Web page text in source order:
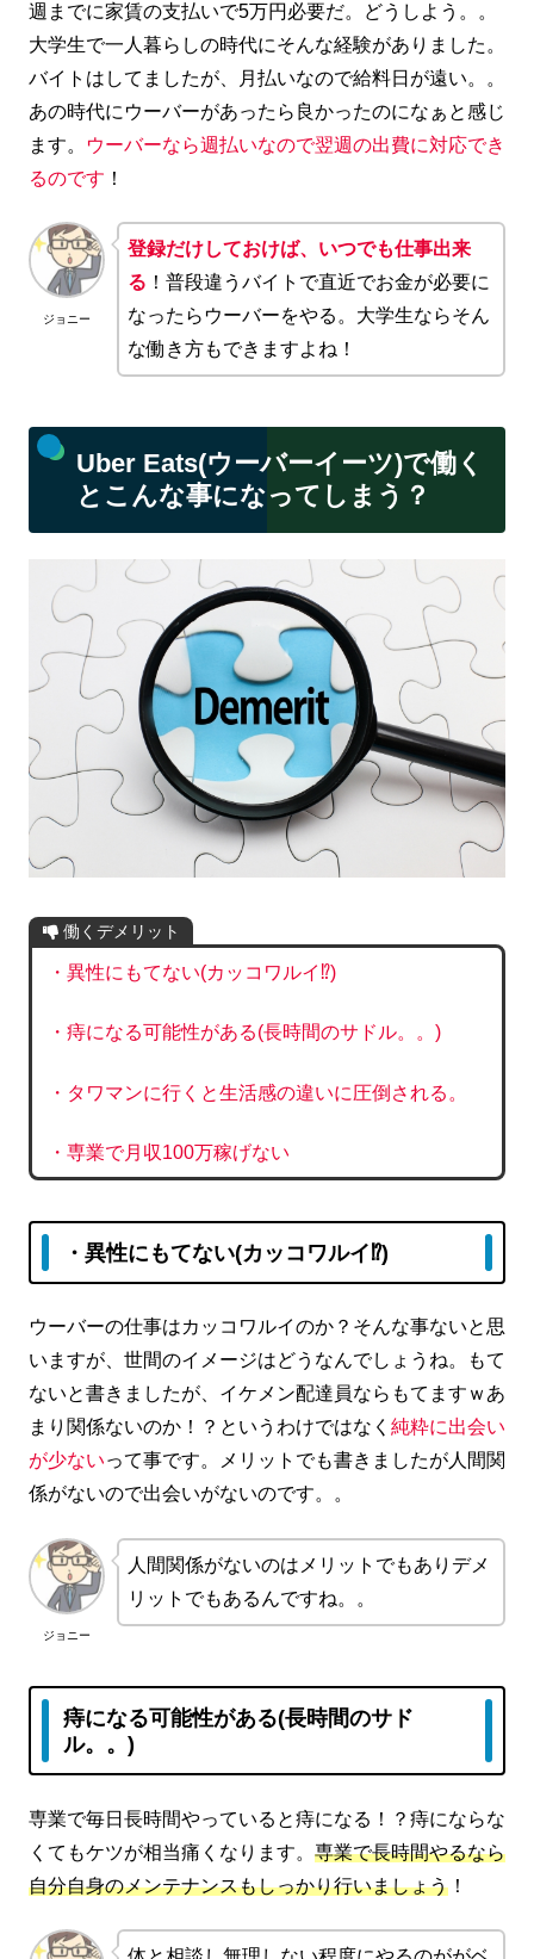
週までに家賃の支払いで5万円必要だ。どうしよう。。
大学生で一人暮らしの時代にそんな経験がありました。
バイトはしてましたが、月払いなので給料日が遠い。。
あの時代にウーバーがあったら良かったのになぁと感じ
ます。
ウーバーなら週払いなので翌週の出費に対応でき
るのです ！
ジョニー
登録だけしておけば、いつでも仕事出来
る ！普段違うバイトで直近でお金が必要に
なったらウーバーをやる。大学生ならそん
な働き方もできますよね！
Uber Eats(ウーバーイーツ)で働く
とこんな事になってしまう？
働くデメリット
・異性にもてない(カッコワルイ⁉)
・痔になる可能性がある(長時間のサドル。。)
・タワマンに行くと生活感の違いに圧倒される。
・専業で月収100万稼げない
・異性にもてない(カッコワルイ⁉)
ウーバーの仕事はカッコワルイのか？そんな事ないと思
いますが、世間のイメージはどうなんでしょうね。もて
ないと書きましたが、イケメン配達員ならもてますｗあ
まり関係ないのか！？というわけではなく 純粋に出会い
が少ないって事です。メリットでも書きましたが人間関
係がないので出会いがないのです。。
ジョニー
人間関係がないのはメリットでもありデメ
リットでもあるんですね。。
痔になる可能性がある(長時間のサド
ル。。)
専業で毎日長時間やっていると痔になる！？痔にならな
くてもケツが相当痛くなります。 専業で長時間やるなら
自分自身のメンテナンスもしっかり行いましょう ！